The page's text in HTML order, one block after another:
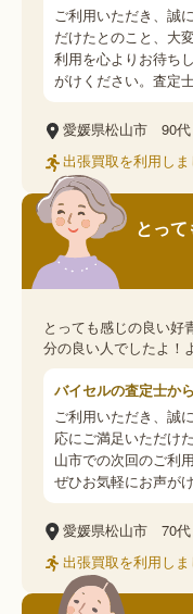
ご利用いただき、誠
だけたとのこと、大
利用を心よりお待ち
がけください。査定
愛媛県松山市 90代
出張買取を利用しま
とっ
とっても感じの良い好
分の良い人でしたよ！
バイセルの査定士か
ご利用いただき、誠
応にご満足いただけ
山市での次回のご利
ぜひお気軽にお声が
愛媛県松山市 70代
出張買取を利用しま